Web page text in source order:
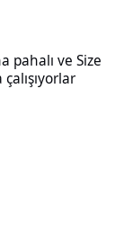
pahalı ve Size